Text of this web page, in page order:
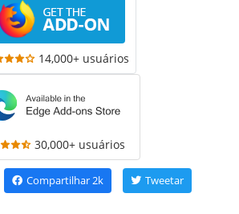
14,000+ usuários
30,000+ usuários
Compartilhar2k Tweetar